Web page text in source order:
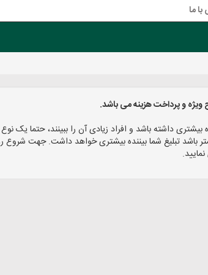
ما
و پرداخت هزینه می باشد.
بیشتری داشته باشد و افراد زیادی آن را ببینند، حتما یک
باشد تبلیغ شما بیننده بیشتری خواهد داشت. جهت